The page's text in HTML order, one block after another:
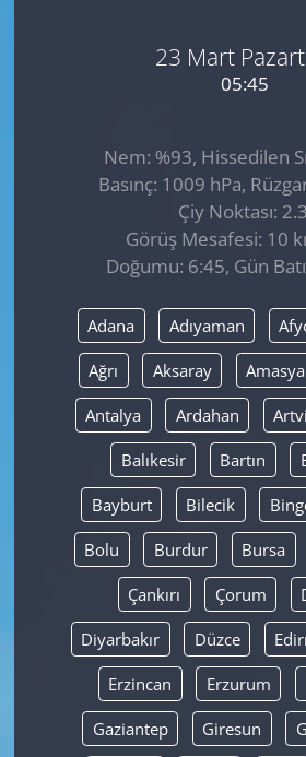
23 Mart
05:45
Nem: %93, Hissedilen
Basınç: 1009 hPa,
Çiy Noktası:
Görüş Mesafesi: 10
Doğumu: 6:45, Gün
Adana Adıyaman
Ağrı Aksaray Amasya
Antalya Ardahan
Balıkesir Bartın
Bayburt Bilecik
Bolu Burdur Bursa
Çankırı Çorum
Diyarbakır Düzce
Erzincan Erzurum
Gaziantep Giresun
SAĞLIK
SPOR
Yerel